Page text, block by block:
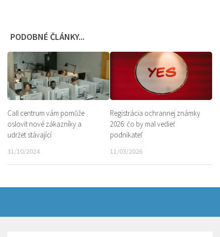
PODOBNÉ ČLÁNKY...
Call centrum vám pomůže
oslovit nové zákazníky a
udržet stávající
31/10/2024
Registrácia ochrannej známky
2026: čo by mal vedieť
podnikateľ
11/03/2026